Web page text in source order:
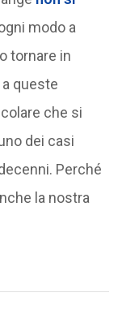
modo a
tornare in
queste
che si
dei casi
Perché
la nostra